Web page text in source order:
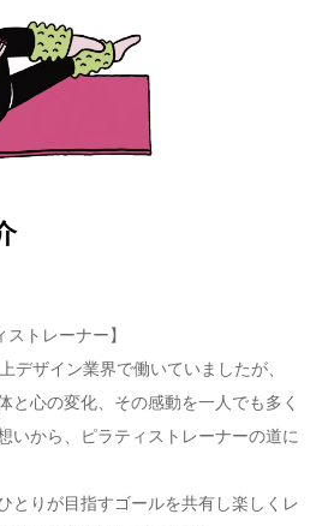
ストレーナー】
デザイン業界で働いていましたが、
と心の変化、その感動を一人でも多く
いから、ピラティストレーナーの道に
とりが目指すゴールを共有し楽しくレ